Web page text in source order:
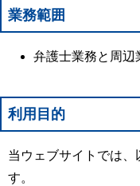
業務範囲
弁護士業務と周辺
利用目的
当ウェブサイトでは、
す。